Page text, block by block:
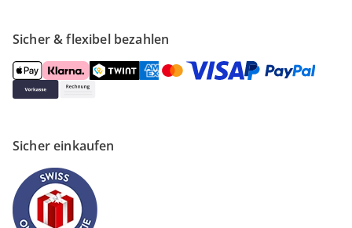
Sicher & flexibel bezahlen
Sicher einkaufen